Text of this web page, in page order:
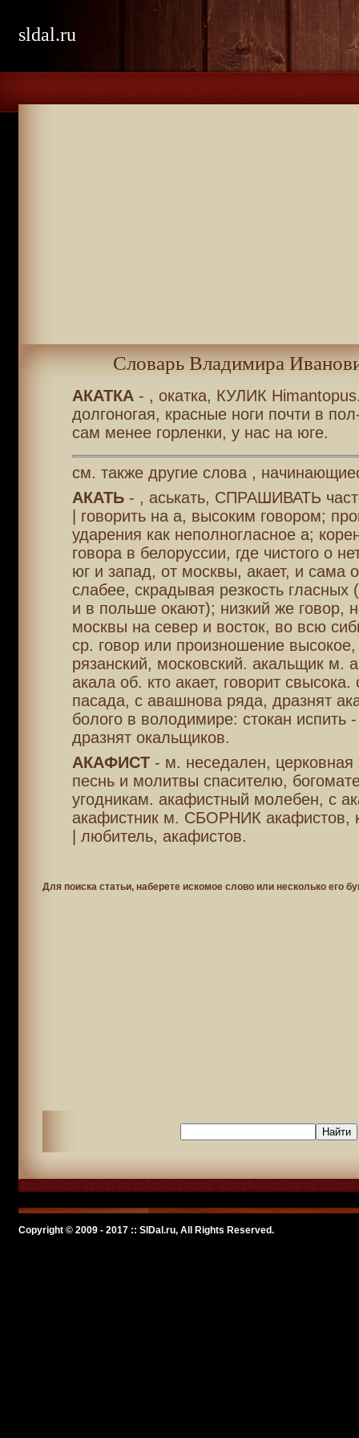
sldal.ru
Словарь Владимира
АКАТКА- , окатка, КУЛИК
долгоногая, красные ноги почти в
сам менее горленки, у нас на юге.
см. также другие слова ,
АКАТЬ- , аськать, СПРАШИВАТЬ
| говорить на а, высоким говором;
ударения как неполногласное а;
говора в белоруссии, где чистого о
юг и запад, от москвы, акает, и сама
слабее, скрадывая резкость гласных
и в польше окают); низкий же говор,
москвы на север и восток, во всю
ср. говор или произношение
рязанский, московский. акальщик м.
акала об. кто акает, говорит
пасада, с авашнова ряда, дразнят
болого в володимире: стокан испить
дразнят окальщиков.
АКАФИСТ- м. неседален, церковная
песнь и молитвы спасителю,
угодникам. акафистный молебен, с
акафистник м. СБОРНИК акафистов,
| любитель, акафистов.
Для поиска статьи, наберете искомое слово или несколько его
Copyright © 2009 - 2017 :: SlDal.ru, All Rights Reserved.